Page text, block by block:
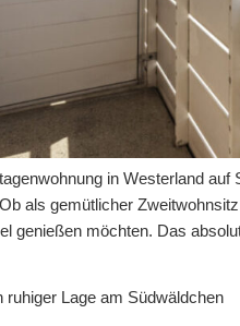
in Westerland
als gemütlicher
genießen möchten. Das
Lage am Südwäldchen